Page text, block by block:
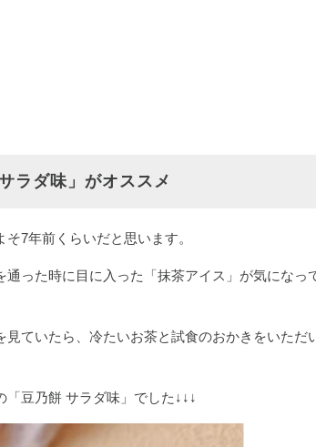
ラダ味」がオススメ
7年前くらいだと思います。
った時に目に入った「抹茶アイス」が気になっ
ていたら、冷たいお茶と試食のおかきをいただ
豆乃餅 サラダ味」でした↓↓↓